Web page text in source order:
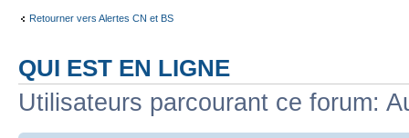
Retourner vers Alertes CN et BS
QUI EST EN LIGNE
Utilisateurs parcourant ce forum: